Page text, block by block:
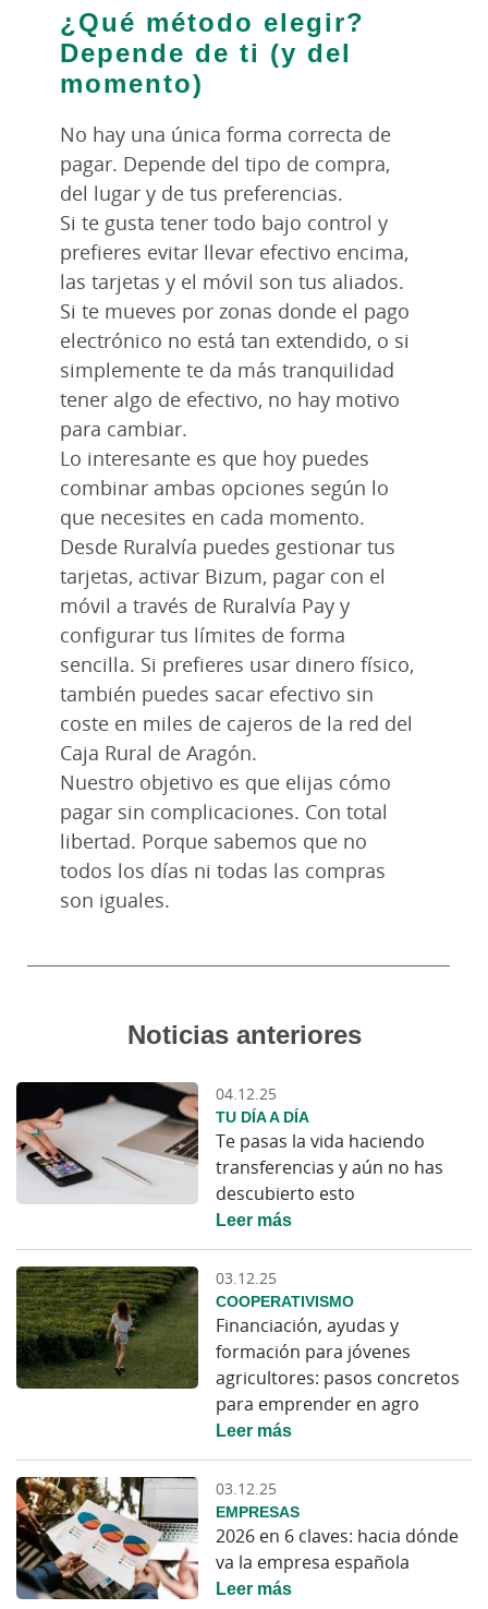
¿Qué método elegir?
Depende de ti (y del
momento)
No hay una única forma correcta de
pagar. Depende del tipo de compra,
del lugar y de tus preferencias.
Si te gusta tener todo bajo control y
prefieres evitar llevar efectivo encima,
las tarjetas y el móvil son tus aliados.
Si te mueves por zonas donde el pago
electrónico no está tan extendido, o si
simplemente te da más tranquilidad
tener algo de efectivo, no hay motivo
para cambiar.
Lo interesante es que hoy puedes
combinar ambas opciones según lo
que necesites en cada momento.
Desde Ruralvía puedes gestionar tus
tarjetas, activar Bizum, pagar con el
móvil a través de Ruralvía Pay y
configurar tus límites de forma
sencilla. Si prefieres usar dinero físico,
también puedes sacar efectivo sin
coste en miles de cajeros de la red del
Caja Rural de Aragón.
Nuestro objetivo es que elijas cómo
pagar sin complicaciones. Con total
libertad. Porque sabemos que no
todos los días ni todas las compras
son iguales.
Noticias anteriores
04.12.25
TU DÍA A DÍA
Te pasas la vida haciendo
transferencias y aún no has
descubierto esto
Leer más
03.12.25
COOPERATIVISMO
Financiación, ayudas y
formación para jóvenes
agricultores: pasos concretos
para emprender en agro
Leer más
03.12.25
EMPRESAS
2026 en 6 claves: hacia dónde
va la empresa española
Leer más